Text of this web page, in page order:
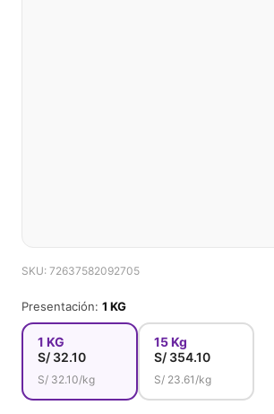
SKU: 72637582092705
Presentación: 1 KG
1 KG
S/ 32.10
S/ 32.10/kg
15 Kg
S/ 354.10
S/ 23.61/kg